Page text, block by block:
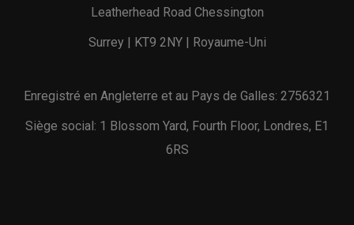
Leatherhead Road Chessington
Surrey | KT9 2NY | Royaume-Uni
Enregistré en Angleterre et au Pays de Galles: 2756321
Siège social: 1 Blossom Yard, Fourth Floor, Londres, E1
6RS